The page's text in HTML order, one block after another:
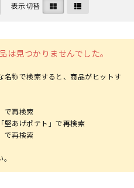
表示切替
は見つかりませんでした。
名称で検索すると、商品がヒットす
で再検索
あげポテト」で再検索
で再検索